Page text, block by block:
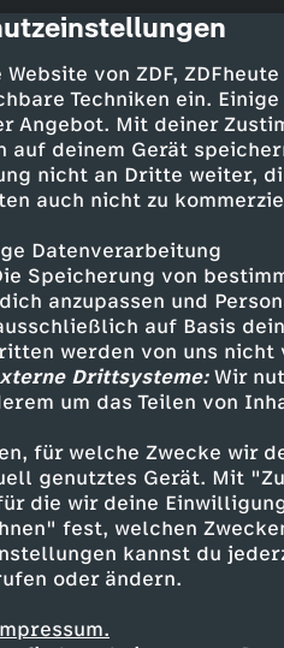
von ZDF,
Techniken ein.
Angebot. Mit deiner
auf deinem Gerät
nicht an Dritte weiter,
auch nicht zu
Datenverarbeitung
Speicherung von
anzupassen und
auf Basis
werden von uns nicht
Drittsysteme:Wir
um das Teilen von
für welche Zwecke wir
genutztes Gerät. Mit
die wir deine
fest, welchen
kannst du
oder ändern.
Inhalte entdecken
informativ